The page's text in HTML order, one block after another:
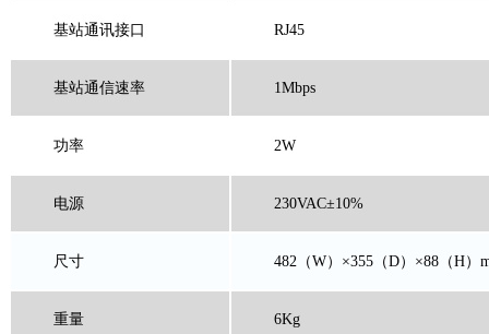
基站通讯接口 RJ45
基站通信速率 1Mbps
功率 2W
电源 230VAC±10%
尺寸 482（W）×355（D）×88（H）
重量 6Kg